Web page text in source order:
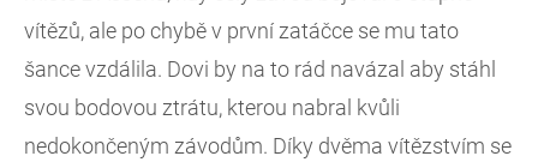
vítězů, ale po chybě v první zatáčce se mu tato
šance vzdálila. Dovi by na to rád navázal aby stáhl
svou bodovou ztrátu, kterou nabral kvůli
nedokončeným závodům. Díky dvěma vítězstvím se